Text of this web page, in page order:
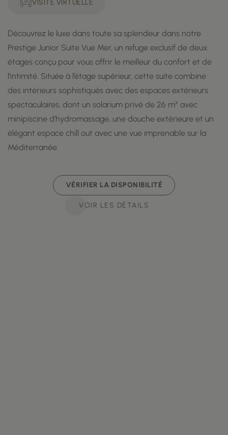
VISITE VIRTUELLE
Découvrez le luxe dans toute sa splendeur dans notre
Prestige Junior Suite Vue Mer, un refuge exclusif de deux
étages conçu pour vous offrir le meilleur du confort et de
l’intimité. Située à l’étage supérieur, cette suite combine
des intérieurs sophistiqués avec des espaces extérieurs
spectaculaires, dont un solarium privé de 26 m² avec
minipiscine d’hydromassage, une douche extérieure et un
élégant espace chill out avec une vue imprenable sur la
Méditerranée.
VÉRIFIER LA DISPONIBILITÉ
VOIR LES DÉTAILS